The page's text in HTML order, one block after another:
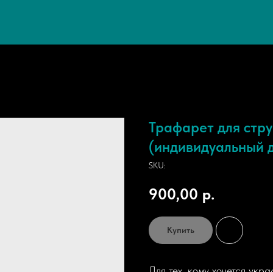
Трафарет для
(индивидуальный
SKU:
900,00 р.
Купить